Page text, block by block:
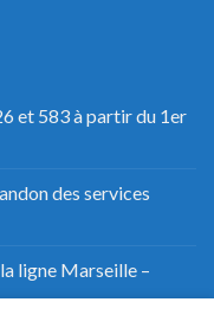
et 583 à partir du 1er
des services
ligne Marseille –